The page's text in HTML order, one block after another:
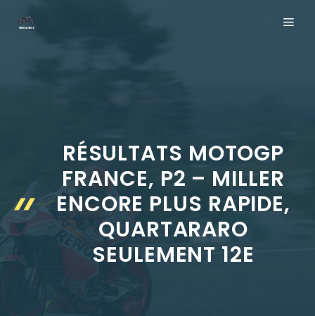
RÉSULTATS MOTOGP
FRANCE, P2 – MILLER
ENCORE PLUS RAPIDE,
QUARTARARO
SEULEMENT 12E